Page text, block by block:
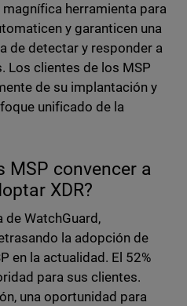
magnífica herramienta para
y garanticen una
de detectar y responder a
Los clientes de los MSP
de su implantación y
unificado de la
MSP convencer a
XDR?
de WatchGuard,
la adopción de
en la actualidad. El 52%
para sus clientes.
una oportunidad para